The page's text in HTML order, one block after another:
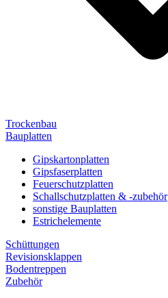
Trockenbau
Bauplatten
Gipskartonplatten
Gipsfaserplatten
Feuerschutzplatten
Schallschutzplatten & -zubehör
sonstige Bauplatten
Estrichelemente
Schüttungen
Revisionsklappen
Bodentreppen
Zubehör